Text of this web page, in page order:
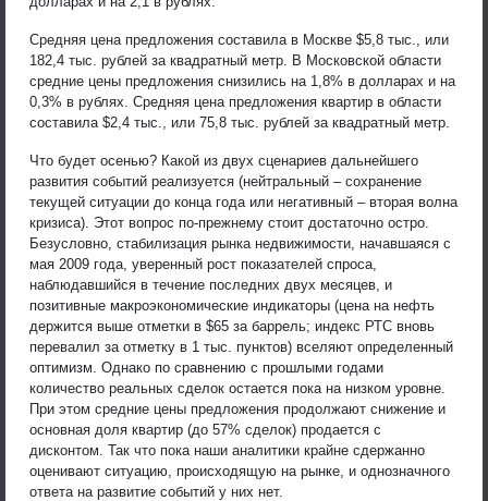
Средняя цена предложения составила в Москве $5,8 тыс., или
182,4 тыс. рублей за квадратный метр. В Московской области
средние цены предложения снизились на 1,8% в долларах и на
0,3% в рублях. Средняя цена предложения квартир в области
составила $2,4 тыс., или 75,8 тыс. рублей за квадратный метр.
Что будет осенью? Какой из двух сценариев дальнейшего
развития событий реализуется (нейтральный – сохранение
текущей ситуации до конца года или негативный – вторая волна
кризиса). Этот вопрос по-прежнему стоит достаточно остро.
Безусловно, стабилизация рынка недвижимости, начавшаяся с
мая 2009 года, уверенный рост показателей спроса,
наблюдавшийся в течение последних двух месяцев, и
позитивные макроэкономические индикаторы (цена на нефть
держится выше отметки в $65 за баррель; индекс РТС вновь
перевалил за отметку в 1 тыс. пунктов) вселяют определенный
оптимизм. Однако по сравнению с прошлыми годами
количество реальных сделок остается пока на низком уровне.
При этом средние цены предложения продолжают снижение и
основная доля квартир (до 57% сделок) продается с
дисконтом. Так что пока наши аналитики крайне сдержанно
оценивают ситуацию, происходящую на рынке, и однозначного
ответа на развитие событий у них нет.